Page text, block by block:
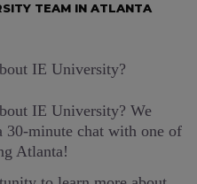
TEAM IN ATLANTA
IE University?
IE University? We
30-minute chat with one of
Atlanta!